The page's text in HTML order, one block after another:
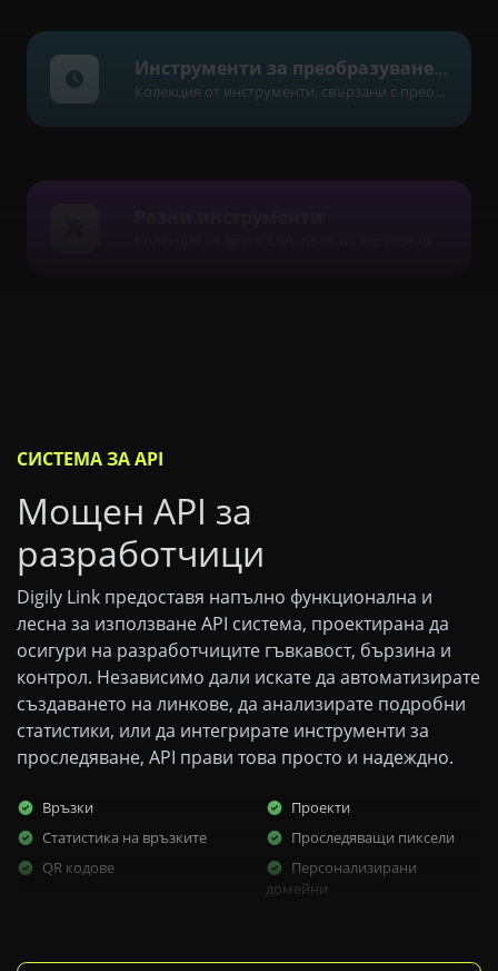
Инструменти за преобразуване на време
Колекция от инструменти, свързани с преобразуване на дата и час.
СИСТЕМА ЗА API
Мощен API за
разработчици
Digily Link предоставя напълно функционална и
лесна за използване API система, проектирана да
осигури на разработчиците гъвкавост, бързина и
контрол. Независимо дали искате да автоматизирате
създаването на линкове, да анализирате подробни
статистики, или да интегрирате инструменти за
проследяване, API прави това просто и надеждно.
Връзки
Статистика на връзките
QR кодове
Проекти
Проследяващи пиксели
Персонализирани
домейни